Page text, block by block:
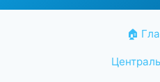
🏠